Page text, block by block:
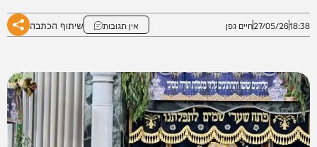
18:38
27/05/26חיים גפן אין תגובות שיתוף הכתבה